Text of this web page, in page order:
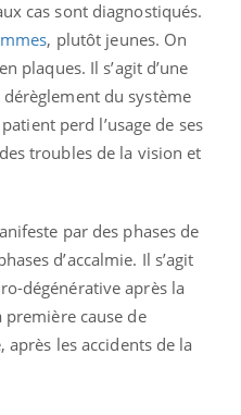
cas sont diagnostiqués.
, plutôt jeunes. On
plaques. Il s’agit d’une
du système
perd l’usage de ses
troubles de la vision et
par des phases de
d’accalmie. Il s’agit
dégénérative après la
première cause de
après les accidents de la